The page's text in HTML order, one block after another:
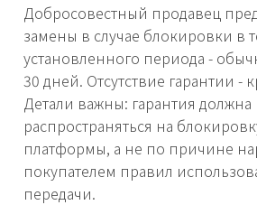
Добросовестный продавец
замены в случае блокировки в
установленного периода -
30 дней. Отсутствие гарантии -
Детали важны: гарантия должна
распространяться на
платформы, а не по причине
покупателем правил
передачи.